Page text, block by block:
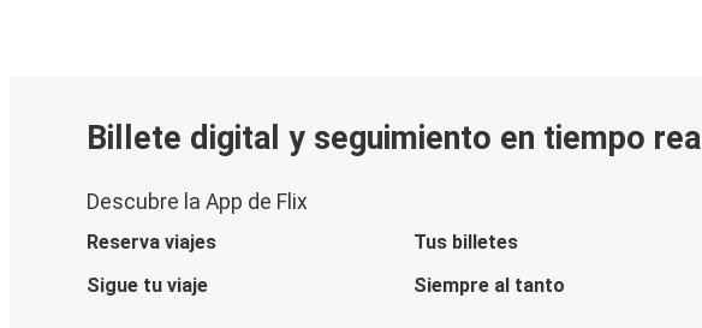
Billete digital y seguimiento en tiempo real
Descubre la App de Flix
Reserva viajes
Tus billetes
Sigue tu viaje
Siempre al tanto